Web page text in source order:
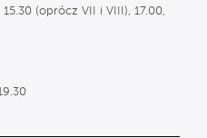
(oprócz VII i VIII), 17.00,